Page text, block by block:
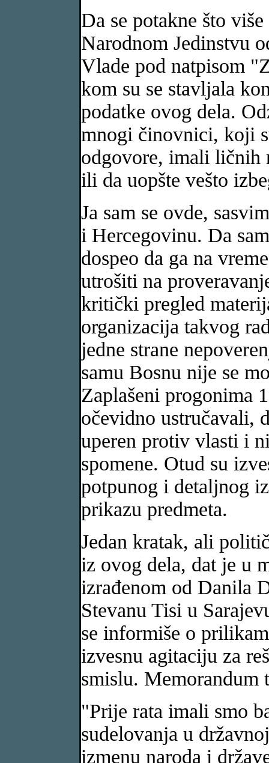
Da se potakne što
Narodnom Jedinstvu
Vlade pod natpisom
kom su se stavljala
podatke ovog dela.
mnogi činovnici, koji
odgovore, imali ličnih
ili da uopšte vešto
Ja sam se ovde,
i Hercegovinu. Da
dospeo da ga na
utrošiti na
kritički pregled
organizacija takvog
jedne strane
samu Bosnu nije se
Zaplašeni progonima
očevidno ustručavali,
uperen protiv vlasti i
spomene. Otud su
potpunog i detaljnog
prikazu predmeta.
Jedan kratak, ali
iz ovog dela, dat je u
izrađenom od Danila
Stevanu Tisi u
se informiše o
izvesnu agitaciju za
smislu. Memorandum
"Prije rata imali smo
sudelovanja u
izmenu naroda i